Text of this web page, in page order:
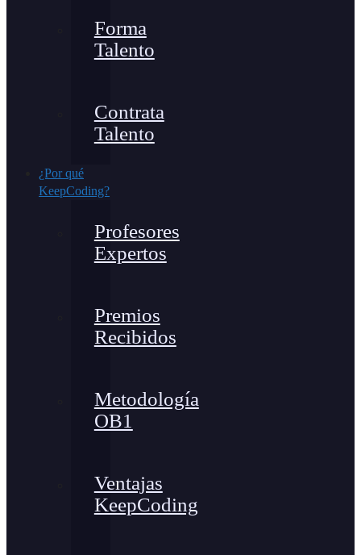
Forma
Talento
Contrata
Talento
¿Por qué
KeepCoding?
Profesores
Expertos
Premios
Recibidos
Metodología
OB1
Ventajas
KeepCoding